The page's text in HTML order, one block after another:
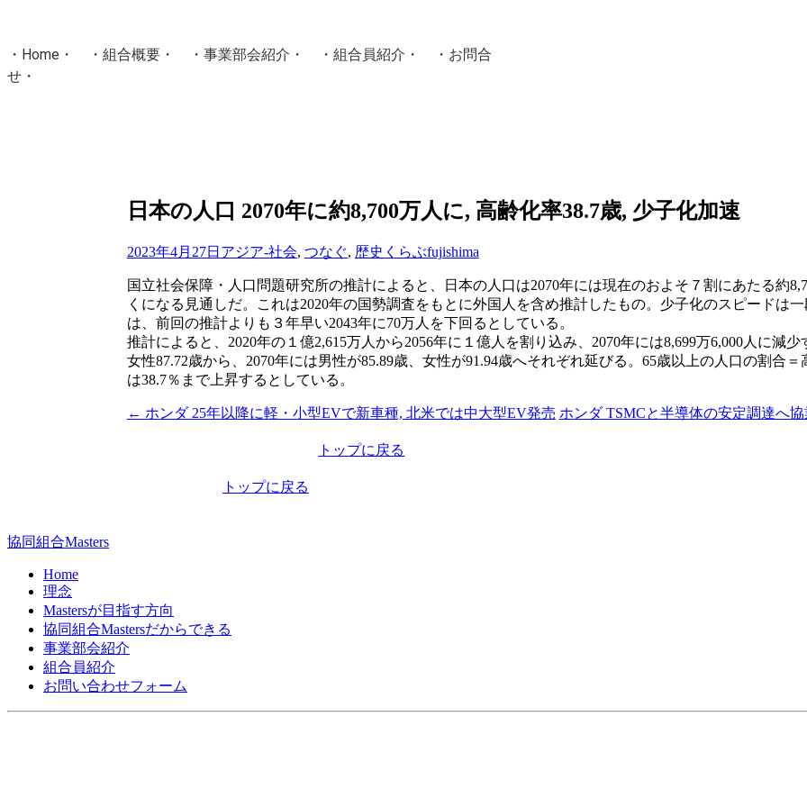
・ Home ・ ・ 組合概要 ・ ・ 事業部会紹介 ・ ・ 組合員紹介 ・ ・ お問合
せ ・
Masters組合員ログイン日本の人口 2070年に約8,700万人に, 高齢化率38.7歳, 少子化加速
2023年4月27日 アジア-社会, つなぐ, 歴史くらぶfujishima
国立社会保障・人口問題研究所の推計によると、日本の人口は2070年には現在のおよそ７割にあたる約
くになる見通しだ。これは2020年の国勢調査をもとに外国人を含め推計したもの。少子化のスピードは
は、前回の推計よりも３年早い2043年に70万人を下回るとしている。
推計によると、2020年の１億2,615万人から2056年に１億人を割り込み、2070年には8,699万6,000人に減少
女性87.72歳から、2070年には男性が85.89歳、女性が91.94歳へそれぞれ延びる。65歳以上の人口の割合＝
は38.7％まで上昇するとしている。
投
ョ
ン
← ホンダ 25年以降に軽・小型EVで新車種, 北米では中大型EV発売 ホンダ TSMCと半導体の安定調達へ
トップに戻る
トップに戻る
協同組合Masters
Home
理念
Mastersが目指す方向
協同組合Mastersだからできる
事業部会紹介
組合員紹介
お問い合わせフォーム